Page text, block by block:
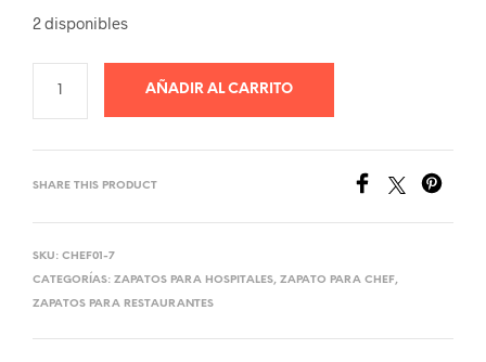
2 disponibles
AÑADIR AL CARRITO
SHARE THIS PRODUCT
SKU: CHEF01-7
CATEGORÍAS: ZAPATOS PARA HOSPITALES, ZAPATO PARA CHEF,
ZAPATOS PARA RESTAURANTES